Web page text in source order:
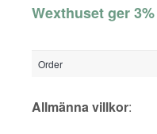
Wexthuset ger
Order
Allmänna villkor: